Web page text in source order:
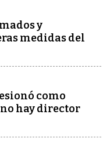
y
medidas del
como
hay director